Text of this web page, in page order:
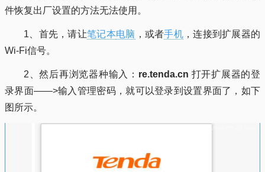
件恢复出厂设置的方法无法使用。
1、首先，请让笔记本电脑 ，或者手机，连接到扩展器的
Wi-Fi信号。
2、然后再浏览器种输入： re.tenda.cn 打开扩展器的登
录界面——>输入管理密码，就可以登录到设置界面了，如下
图所示。